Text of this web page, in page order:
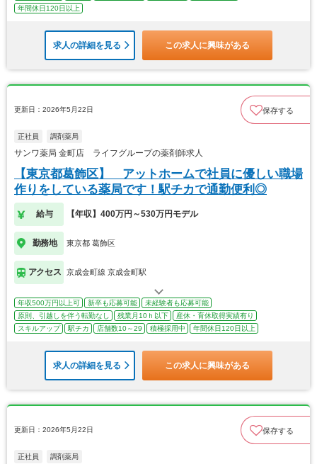
年間休日120日以上
求人の詳細を見る この求人に興味がある
更新日：2026年5月22日 保存する
正社員 調剤薬局
サンワ薬局 金町店 ライフグループの薬剤師求人
【東京都葛飾区】 アットホームで社員に優しい職場
作りをしている薬局です！駅チカで通勤便利◎
給与 【年収】400万円～530万円モデル
勤務地 東京都 葛飾区
アクセス 京成金町線 京成金町駅
年収500万円以上可 新卒も応募可能
未経験者も応募可能
原則、引越しを伴う転勤なし
残業月10ｈ以下
産休・育休取得実績有り
スキルアップ
駅チカ 店舗数10～29 積極採用中 年間休日120日以上
求人の詳細を見る この求人に興味がある
更新日：2026年5月22日 保存する
正社員 調剤薬局